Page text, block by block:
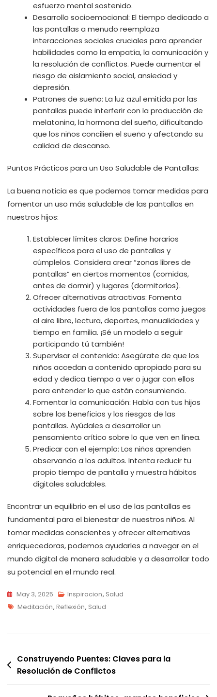
esfuerzo mental sostenido.
Desarrollo socioemocional: El tiempo dedicado a
las pantallas a menudo reemplaza
interacciones sociales cruciales para aprender
habilidades como la empatía, la comunicación y
la resolución de conflictos. Puede aumentar el
riesgo de aislamiento social, ansiedad y
depresión.
Patrones de sueño: La luz azul emitida por las
pantallas puede interferir con la producción de
melatonina, la hormona del sueño, dificultando
que los niños concilien el sueño y afectando su
calidad de descanso.
Puntos Prácticos para un Uso Saludable de Pantallas:
La buena noticia es que podemos tomar medidas para
fomentar un uso más saludable de las pantallas en
nuestros hijos:
Establecer límites claros: Define horarios
específicos para el uso de pantallas y
cúmplelos. Considera crear “zonas libres de
pantallas” en ciertos momentos (comidas,
antes de dormir) y lugares (dormitorios).
Ofrecer alternativas atractivas: Fomenta
actividades fuera de las pantallas como juegos
al aire libre, lectura, deportes, manualidades y
tiempo en familia. ¡Sé un modelo a seguir
participando tú también!
Supervisar el contenido: Asegúrate de que los
niños accedan a contenido apropiado para su
edad y dedica tiempo a ver o jugar con ellos
para entender lo que están consumiendo.
Fomentar la comunicación: Habla con tus hijos
sobre los beneficios y los riesgos de las
pantallas. Ayúdales a desarrollar un
pensamiento crítico sobre lo que ven en línea.
Predicar con el ejemplo: Los niños aprenden
observando a los adultos. Intenta reducir tu
propio tiempo de pantalla y muestra hábitos
digitales saludables.
Encontrar un equilibrio en el uso de las pantallas es
fundamental para el bienestar de nuestros niños. Al
tomar medidas conscientes y ofrecer alternativas
enriquecedoras, podemos ayudarles a navegar en el
mundo digital de manera saludable y a desarrollar todo
su potencial en el mundo real.
May 3, 2025 Inspiracion, Salud
Tags
Meditación, Reflexión, Salud
Navegación
de
Construyendo Puentes: Claves para la
Resolución de Conflictos